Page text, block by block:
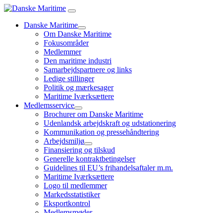
Danske Maritime
Om Danske Maritime
Fokusområder
Medlemmer
Den maritime industri
Samarbejdspartnere og links
Ledige stillinger
Politik og mærkesager
Maritime Iværksættere
Medlemsservice
Brochurer om Danske Maritime
Udenlandsk arbejdskraft og udstationering
Kommunikation og pressehåndtering
Arbejdsmiljø
Finansiering og tilskud
Generelle kontraktbetingelser
Guidelines til EU’s frihandelsaftaler m.m.
Maritime Iværksættere
Logo til medlemmer
Markedsstatistiker
Eksportkontrol